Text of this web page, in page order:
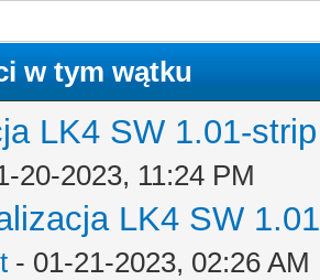
w tym wątku
LK4 SW 1.01-
20-2023, 11:24 PM
LK4 SW
- 01-21-2023, 02:26 AM